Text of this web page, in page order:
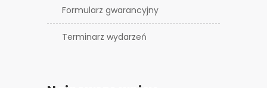
Formularz gwarancyjny
Terminarz wydarzeń